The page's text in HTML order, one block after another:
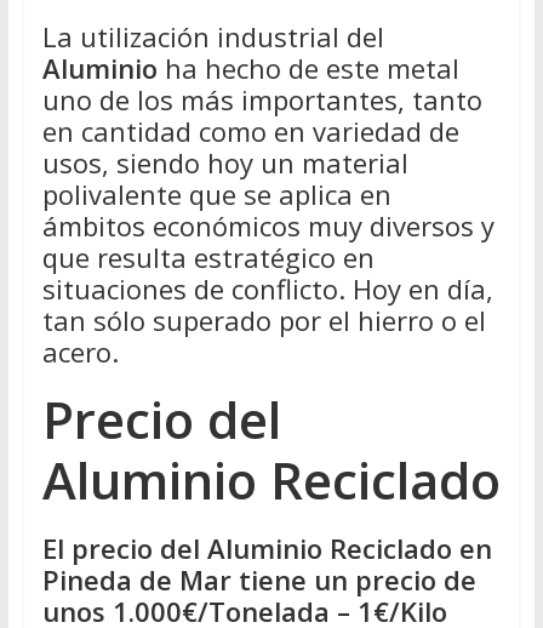
La utilización industrial del
Aluminio ha hecho de este metal
uno de los más importantes, tanto
en cantidad como en variedad de
usos, siendo hoy un material
polivalente que se aplica en
ámbitos económicos muy diversos y
que resulta estratégico en
situaciones de conflicto. Hoy en día,
tan sólo superado por el hierro o el
acero.
Precio del
Aluminio Reciclado
El precio del Aluminio Reciclado en
Pineda de Mar tiene un precio de
unos 1.000€/Tonelada – 1€/Kilo